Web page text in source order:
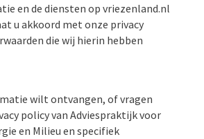
en de diensten op vriezenland.nl
u akkoord met onze privacy
die wij hierin hebben
wilt ontvangen, of vragen
policy van Adviespraktijk voor
en Milieu en specifiek